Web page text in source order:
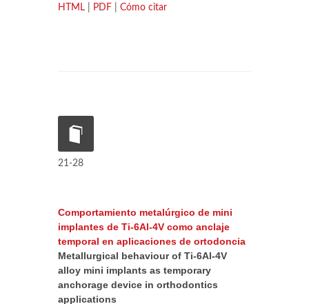
HTML PDF Cómo citar
21-28
Comportamiento metalúrgico de mini
implantes de Ti-6Al-4V como anclaje
temporal en aplicaciones de ortodoncia
Metallurgical behaviour of Ti-6Al-4V
alloy mini implants as temporary
anchorage device in orthodontics
applications